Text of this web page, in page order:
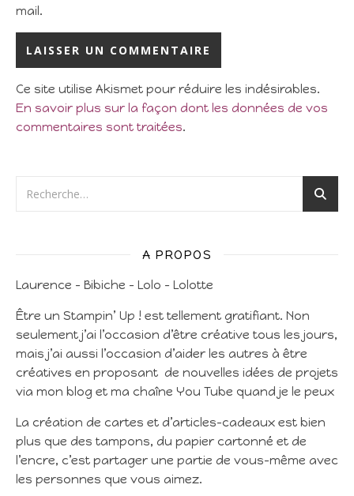
mail.
Ce site utilise Akismet pour réduire les indésirables.
En savoir plus sur la façon dont les données de vos
commentaires sont traitées.
A PROPOS
Laurence – Bibiche – Lolo – Lolotte
Être un Stampin’ Up ! est tellement gratifiant. Non
seulement j’ai l’occasion d’être créative tous les jours,
mais j’ai aussi l’occasion d’aider les autres à être
créatives en proposant de nouvelles idées de projets
via mon blog et ma chaîne You Tube quand je le peux
La création de cartes et d’articles-cadeaux est bien
plus que des tampons, du papier cartonné et de
l’encre, c’est partager une partie de vous-même avec
les personnes que vous aimez.